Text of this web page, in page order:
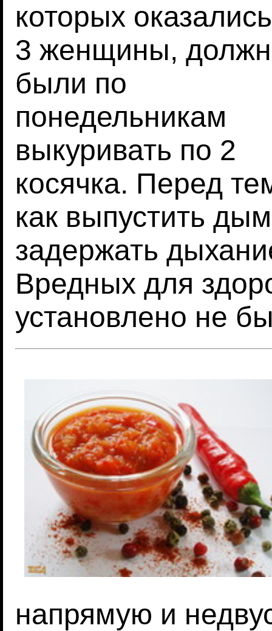
которых оказались
3 женщины,
были по
понедельникам
выкуривать по 2
косячка. Перед
как выпустить
задержать
Вредных для
установлено не
напрямую и